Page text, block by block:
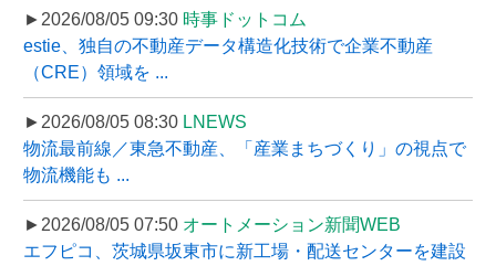
►2026/08/05 09:30 時事ドットコム
estie、独自の不動産データ構造化技術で企業不動産
（CRE）領域を ...
►2026/08/05 08:30 LNEWS
物流最前線／東急不動産、「産業まちづくり」の視点で
物流機能も ...
►2026/08/05 07:50 オートメーション新聞WEB
エフピコ、茨城県坂東市に新工場・配送センターを建設